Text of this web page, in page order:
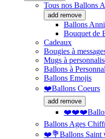
Tous nos Ballons
add remove
Ballons
Bouquet de
Cadeaux
Bougies à
Mugs à
Ballons à
Ballons Emojis
❤️Ballons Coeurs
add remove
Ballons Ages
❤️💐Ballons Saint